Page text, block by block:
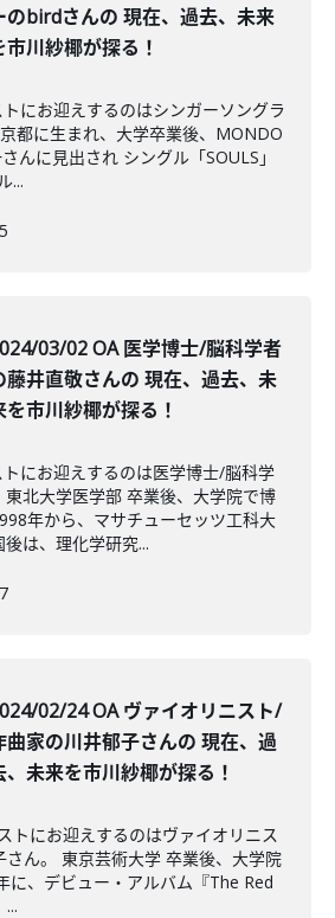
のbirdさんの 現在、過去、未来
市川紗椰が探る！
にお迎えするのはシンガーソングラ
都に生まれ、大学卒業後、MONDO
んに見出され シングル「SOULS」
...
03/02 OA 医学博士/脳科学者
藤井直敬さんの 現在、過去、未
を市川紗椰が探る！
にお迎えするのは医学博士/脳科学
北大学医学部 卒業後、大学院で博
年から、マサチューセッツ工科大
は、理化学研究...
02/24 OA ヴァイオリニスト/
曲家の川井郁子さんの 現在、過
、未来を市川紗椰が探る！
トにお迎えするのはヴァイオリニス
さん。 東京芸術大学 卒業後、大学院
に、デビュー・アルバム『The Red